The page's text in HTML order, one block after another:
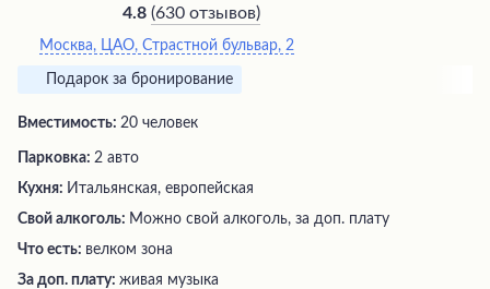
4.8 (630 отзывов)
Москва, ЦАО, Страстной бульвар, 2
Подарок за бронирование
Вместимость: 20 человек
Парковка: 2 авто
Кухня: Итальянская, европейская
Свой алкоголь: Можно свой алкоголь, за доп. плату
Что есть: велком зона
За доп. плату: живая музыка